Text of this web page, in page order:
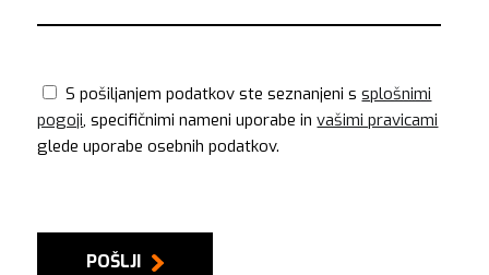
S pošiljanjem podatkov ste seznanjeni ssplošnimi
pogoji, specifičnimi nameni uporabe invašimi pravicami
glede uporabe osebnih podatkov.
POŠLJI